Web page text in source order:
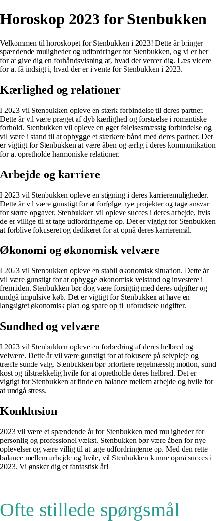
Horoskop 2023 for Stenbukken
Velkommen til horoskopet for Stenbukken i 2023! Dette år bringer
spændende muligheder og udfordringer for Stenbukken, og vi er her
for at give dig en forhåndsvisning af, hvad der venter dig. Læs videre
for at få indsigt i, hvad der er i vente for Stenbukken i 2023.
Kærlighed og relationer
I 2023 vil Stenbukken opleve en stærk forbindelse til deres partner.
Dette år vil være præget af dyb kærlighed og forståelse i romantiske
forhold. Stenbukken vil opleve en øget følelsesmæssig forbindelse og
vil være i stand til at opbygge et stærkere bånd med deres partner. Det
er vigtigt for Stenbukken at være åben og ærlig i deres kommunikation
for at opretholde harmoniske relationer.
Arbejde og karriere
I 2023 vil Stenbukken opleve en stigning i deres karrieremuligheder.
Dette år vil være gunstigt for at forfølge nye projekter og tage ansvar
for større opgaver. Stenbukken vil opleve succes i deres arbejde, hvis
de er villige til at tage udfordringerne op. Det er vigtigt for Stenbukken
at forblive fokuseret og dedikeret for at opnå deres karrieremål.
Økonomi og økonomisk velvære
I 2023 vil Stenbukken opleve en stabil økonomisk situation. Dette år
vil være gunstigt for at opbygge økonomisk velstand og investere i
fremtiden. Stenbukken bør dog være forsigtig med deres udgifter og
undgå impulsive køb. Det er vigtigt for Stenbukken at have en
langsigtet økonomisk plan og spare op til uforudsete udgifter.
Sundhed og velvære
I 2023 vil Stenbukken opleve en forbedring af deres helbred og
velvære. Dette år vil være gunstigt for at fokusere på selvpleje og
træffe sunde valg. Stenbukken bør prioritere regelmæssig motion, sund
kost og tilstrækkelig hvile for at opretholde deres helbred. Det er
vigtigt for Stenbukken at finde en balance mellem arbejde og hvile for
at undgå stress.
Konklusion
2023 vil være et spændende år for Stenbukken med muligheder for
personlig og professionel vækst. Stenbukken bør være åben for nye
oplevelser og være villig til at tage udfordringerne op. Med den rette
balance mellem arbejde og hvile, vil Stenbukken kunne opnå succes i
2023. Vi ønsker dig et fantastisk år!
Ofte stillede spørgsmål